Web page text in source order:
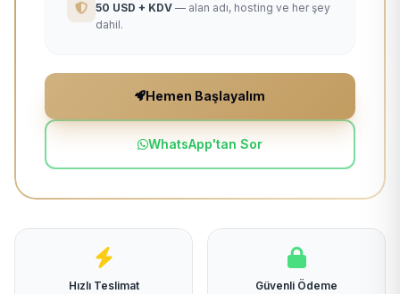
50 USD + KDV — alan adı, hosting ve her şey
dahil.
Hemen Başlayalım
WhatsApp'tan Sor
Hızlı Teslimat
Güvenli Ödeme